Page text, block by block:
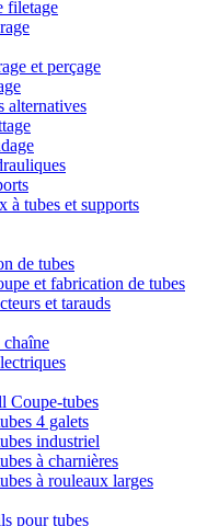
filetage
et perçage
alternatives
à tubes et supports
de tubes
et fabrication de tubes
et tarauds
chaîne
Coupe-tubes
4 galets
industriel
à charnières
à rouleaux larges
pour tubes